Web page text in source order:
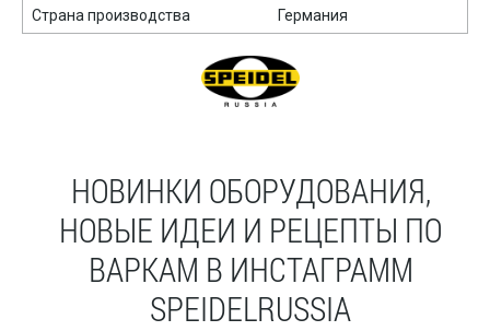
Страна производства
Германия
НОВИНКИ ОБОРУДОВАНИЯ,
НОВЫЕ ИДЕИ И РЕЦЕПТЫ ПО
ВАРКАМ В ИНСТАГРАММ
SPEIDELRUSSIA